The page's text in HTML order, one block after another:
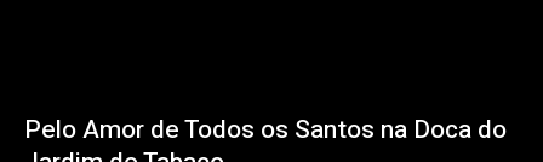
Pelo Amor de Todos os Santos na Doca do